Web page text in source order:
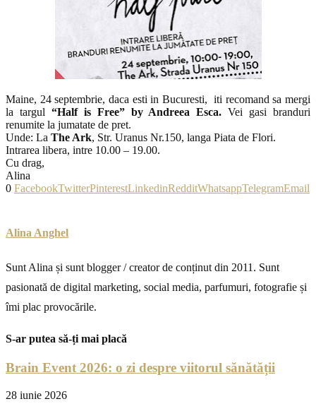
Maine, 24 septembrie, daca esti in Bucuresti, iti recomand sa mergi
la targul “Half is Free” by Andreea Esca. Vei gasi branduri
renumite la jumatate de pret.
Unde: La The Ark, Str. Uranus Nr.150, langa Piata de Flori.
Intrarea libera, intre 10.00 – 19.00.
Cu drag,
Alina
0 FacebookTwitterPinterestLinkedinRedditWhatsappTelegramEmail
Alina Anghel
Sunt Alina și sunt blogger / creator de conținut din 2011. Sunt
pasionată de digital marketing, social media, parfumuri, fotografie și
îmi plac provocările.
S-ar putea să-ți mai placă
Brain Event 2026: o zi despre viitorul sănătății
28 iunie 2026